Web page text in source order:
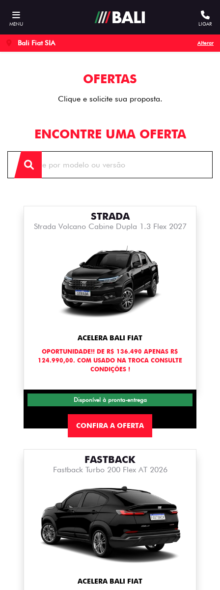
MENU LIGAR
Bali Fiat SIA Alterar
OFERTAS
Clique e solicite sua proposta.
ENCONTRE UMA OFERTA
STRADA
Strada Volcano Cabine Dupla 1.3 Flex 2027
ACELERA BALI FIAT
OPORTUNIDADE!! DE R$ 136.490 APENAS R$
124.990,00. COM USADO NA TROCA CONSULTE
CONDIÇÕES !
Disponível à pronta-entrega
CONFIRA A OFERTA
FASTBACK
Fastback Turbo 200 Flex AT 2026
ACELERA BALI FIAT